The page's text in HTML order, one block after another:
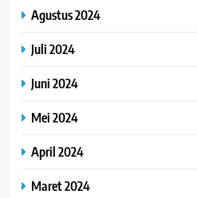
Agustus 2024
Juli 2024
Juni 2024
Mei 2024
April 2024
Maret 2024